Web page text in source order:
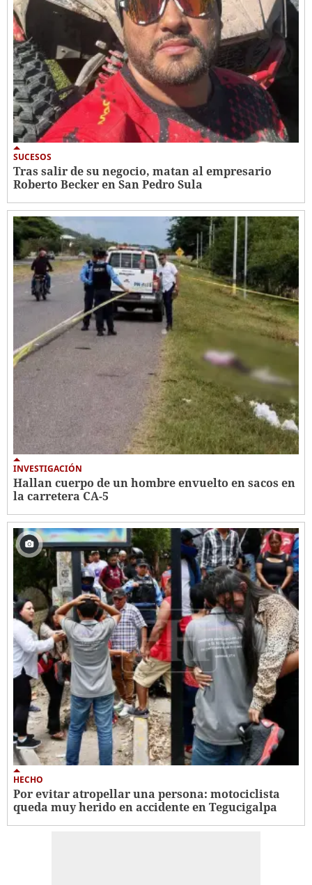
SUCESOS
Tras salir de su negocio, matan al empresario
Roberto Becker en San Pedro Sula
INVESTIGACIÓN
Hallan cuerpo de un hombre envuelto en sacos en
la carretera CA-5
HECHO
Por evitar atropellar una persona: motociclista
queda muy herido en accidente en Tegucigalpa